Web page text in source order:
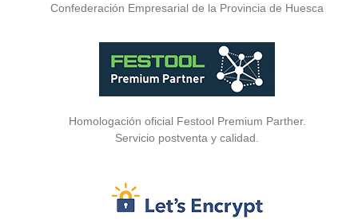
Confederación Empresarial de la Provincia de Huesca
Homologación oficial Festool Premium Parther.
Servicio postventa y calidad.